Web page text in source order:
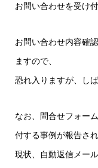
お問い合わせを受け付
お問い合わせ内容確
ますので、
恐れ入りますが、し
なお、問合せフォー
付する事例が報告さ
現状、自動返信メー